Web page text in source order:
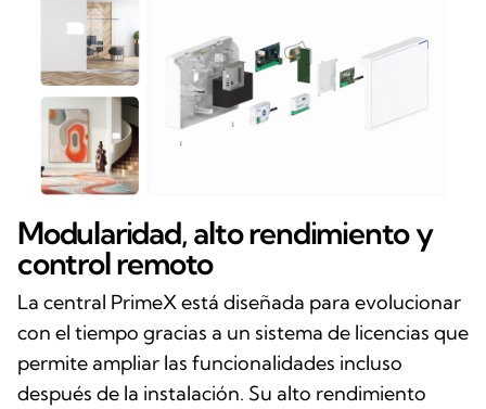
Modularidad, alto rendimiento y
control remoto
La central PrimeX está diseñada para evolucionar
con el tiempo gracias a un sistema de licencias que
permite ampliar las funcionalidades incluso
después de la instalación. Su alto rendimiento